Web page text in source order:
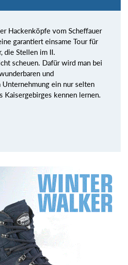
Hackenköpfe vom Scheffauer
garantiert einsame Tour für
die Stellen im II.
scheuen. Dafür wird man bei
und
ein nur selten
Kaisergebirges kennen lernen.